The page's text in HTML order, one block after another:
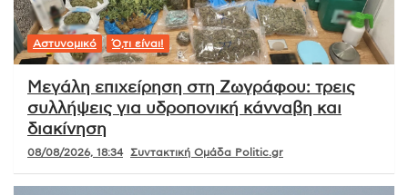
Αστυνομικό Ό,τι είναι!
Μεγάλη επιχείρηση στη Ζωγράφου: τρεις
συλλήψεις για υδροπονική κάνναβη και
διακίνηση
08/08/2026, 18:34 Συντακτική Ομάδα Politic.gr